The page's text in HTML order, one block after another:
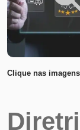
Clique nas